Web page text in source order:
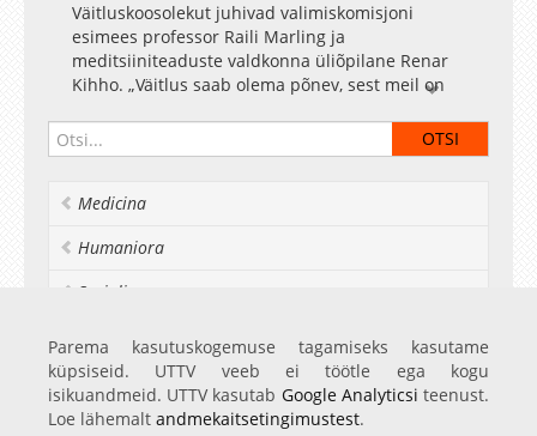
Väitluskoosolekut juhivad valimiskomisjoni
esimees professor Raili Marling ja
meditsiiniteaduste valdkonna üliõpilane Renar
Kihho. „Väitlus saab olema põnev, sest meil on
ülikooli tulevikust omanäoline ettekujutus,“
sõnas Marling.
kuni seitse minutit oma programmi
debatt, mille käigus käsitletakse ülikooli
debati lõpus saavad sõna saalisviibijad.
Kõigil ülikoolipere liikmetel on võimalus saata
30. märtsini rektorikandidaatidele küsimusi
Medicina
Humaniora
Socialia
Realia et naturalia
Ülikoolist veel
Parema kasutuskogemuse tagamiseks kasutame
küpsiseid. UTTV veeb ei töötle ega kogu
isikuandmeid. UTTV kasutab Google Analyticsi teenust.
Loe lähemalt andmekaitsetingimustest.